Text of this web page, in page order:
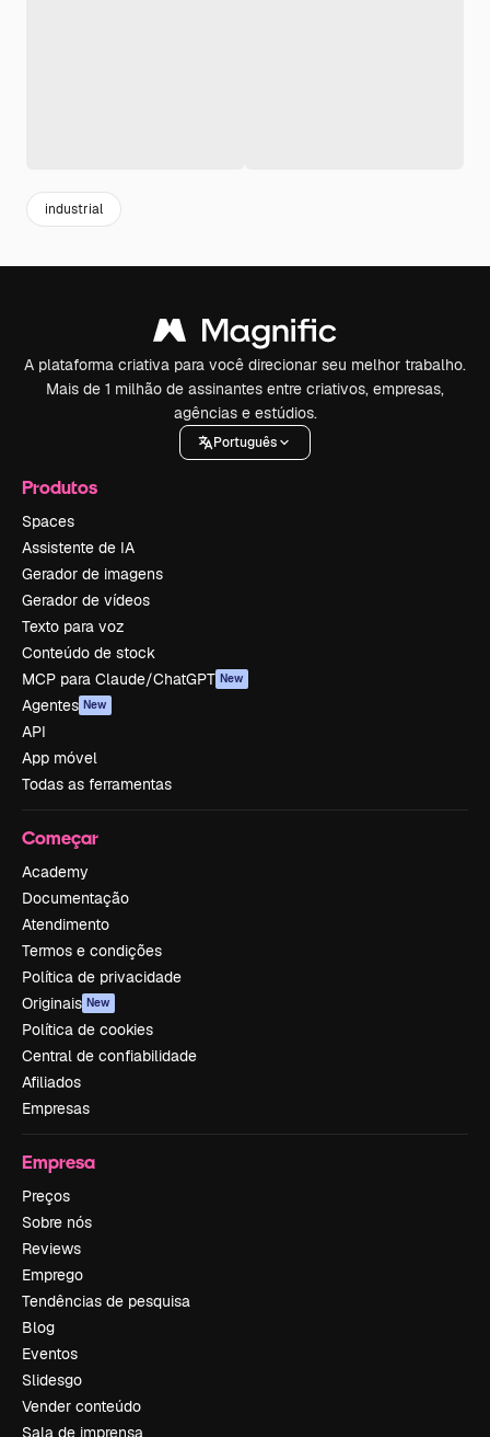
industrial
A plataforma criativa para você direcionar seu melhor trabalho.
Mais de 1 milhão de assinantes entre criativos, empresas,
agências e estúdios.
Português
Produtos
Spaces
Assistente de IA
Gerador de imagens
Gerador de vídeos
Texto para voz
Conteúdo de stock
MCP para Claude/ChatGPT New
Agentes New
API
App móvel
Todas as ferramentas
Começar
Academy
Documentação
Atendimento
Termos e condições
Política de privacidade
Originais New
Política de cookies
Central de confiabilidade
Afiliados
Empresas
Empresa
Preços
Sobre nós
Reviews
Emprego
Tendências de pesquisa
Blog
Eventos
Slidesgo
Vender conteúdo
Sala de imprensa